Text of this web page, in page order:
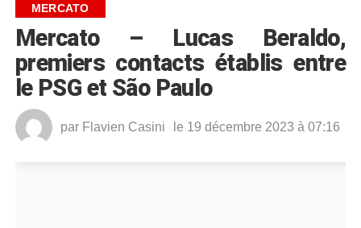
MERCATO
Mercato – Lucas Beraldo,
premiers contacts établis entre
le PSG et São Paulo
par Flavien Casini le 19 décembre 2023 à 07:16